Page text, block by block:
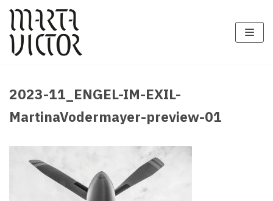
Zum
Inhalt
springen
2023-11_ENGEL-IM-EXIL-
MartinaVodermayer-preview-01